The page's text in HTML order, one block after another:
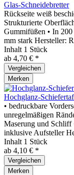
Glas-Schneidebretter
Rückseite weiß
Strukturierte
Gummifüßen • In
mm stark Hersteller:
Inhalt 1 Stück
ab 4,70 € *
Vergleichen
Merken
Hochglanz-
• bedruckbare
unregelmäßigen
Maserung und Schliff
inklusive Aufsteller
Inhalt 1 Stück
ab 4,10 € *
Vergleichen
Merken